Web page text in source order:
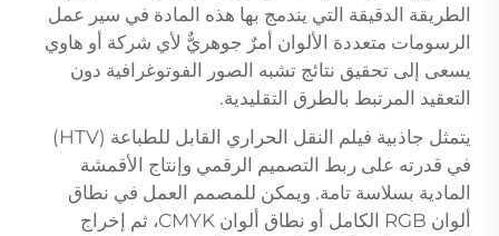
الطريقة الدقيقة التي يندمج بها هذه المادة في سير عمل
الرسومات متعددة الألوان أمرٌ جوهريٌّ لأي شركة أو هاوي
يسعى إلى تحقيق نتائج تشبه الصور الفوتوغرافية دون
التعقيد المرتبط بالطرق التقليدية.
يتمثل جاذبية فيلم النقل الحراري القابل للطباعة (HTV)
في قدرته على ربط التصميم الرقمي وإنتاج الأقمشة
المادية بسلاسة تامة. ويمكن للمصمم العمل في نطاق
ألوان RGB الكامل أو نطاق ألوان CMYK، ثم إخراج